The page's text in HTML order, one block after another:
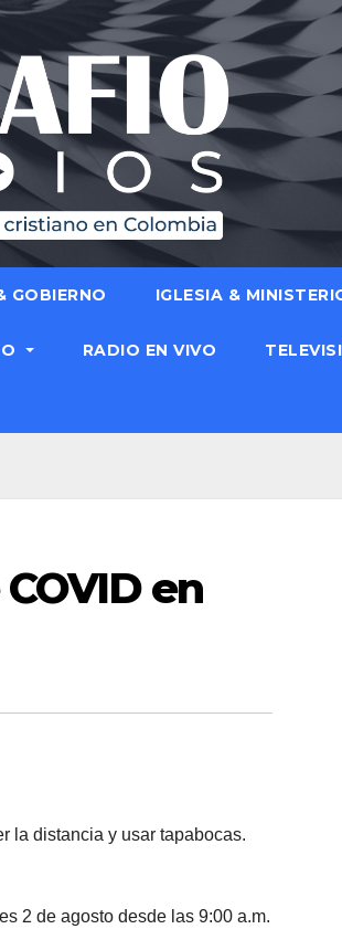
GOBIERNO IGLESIA &
RADIO EN VIVO
en
la distancia y usar tapabocas.
2 de agosto desde las 9:00 a.m.